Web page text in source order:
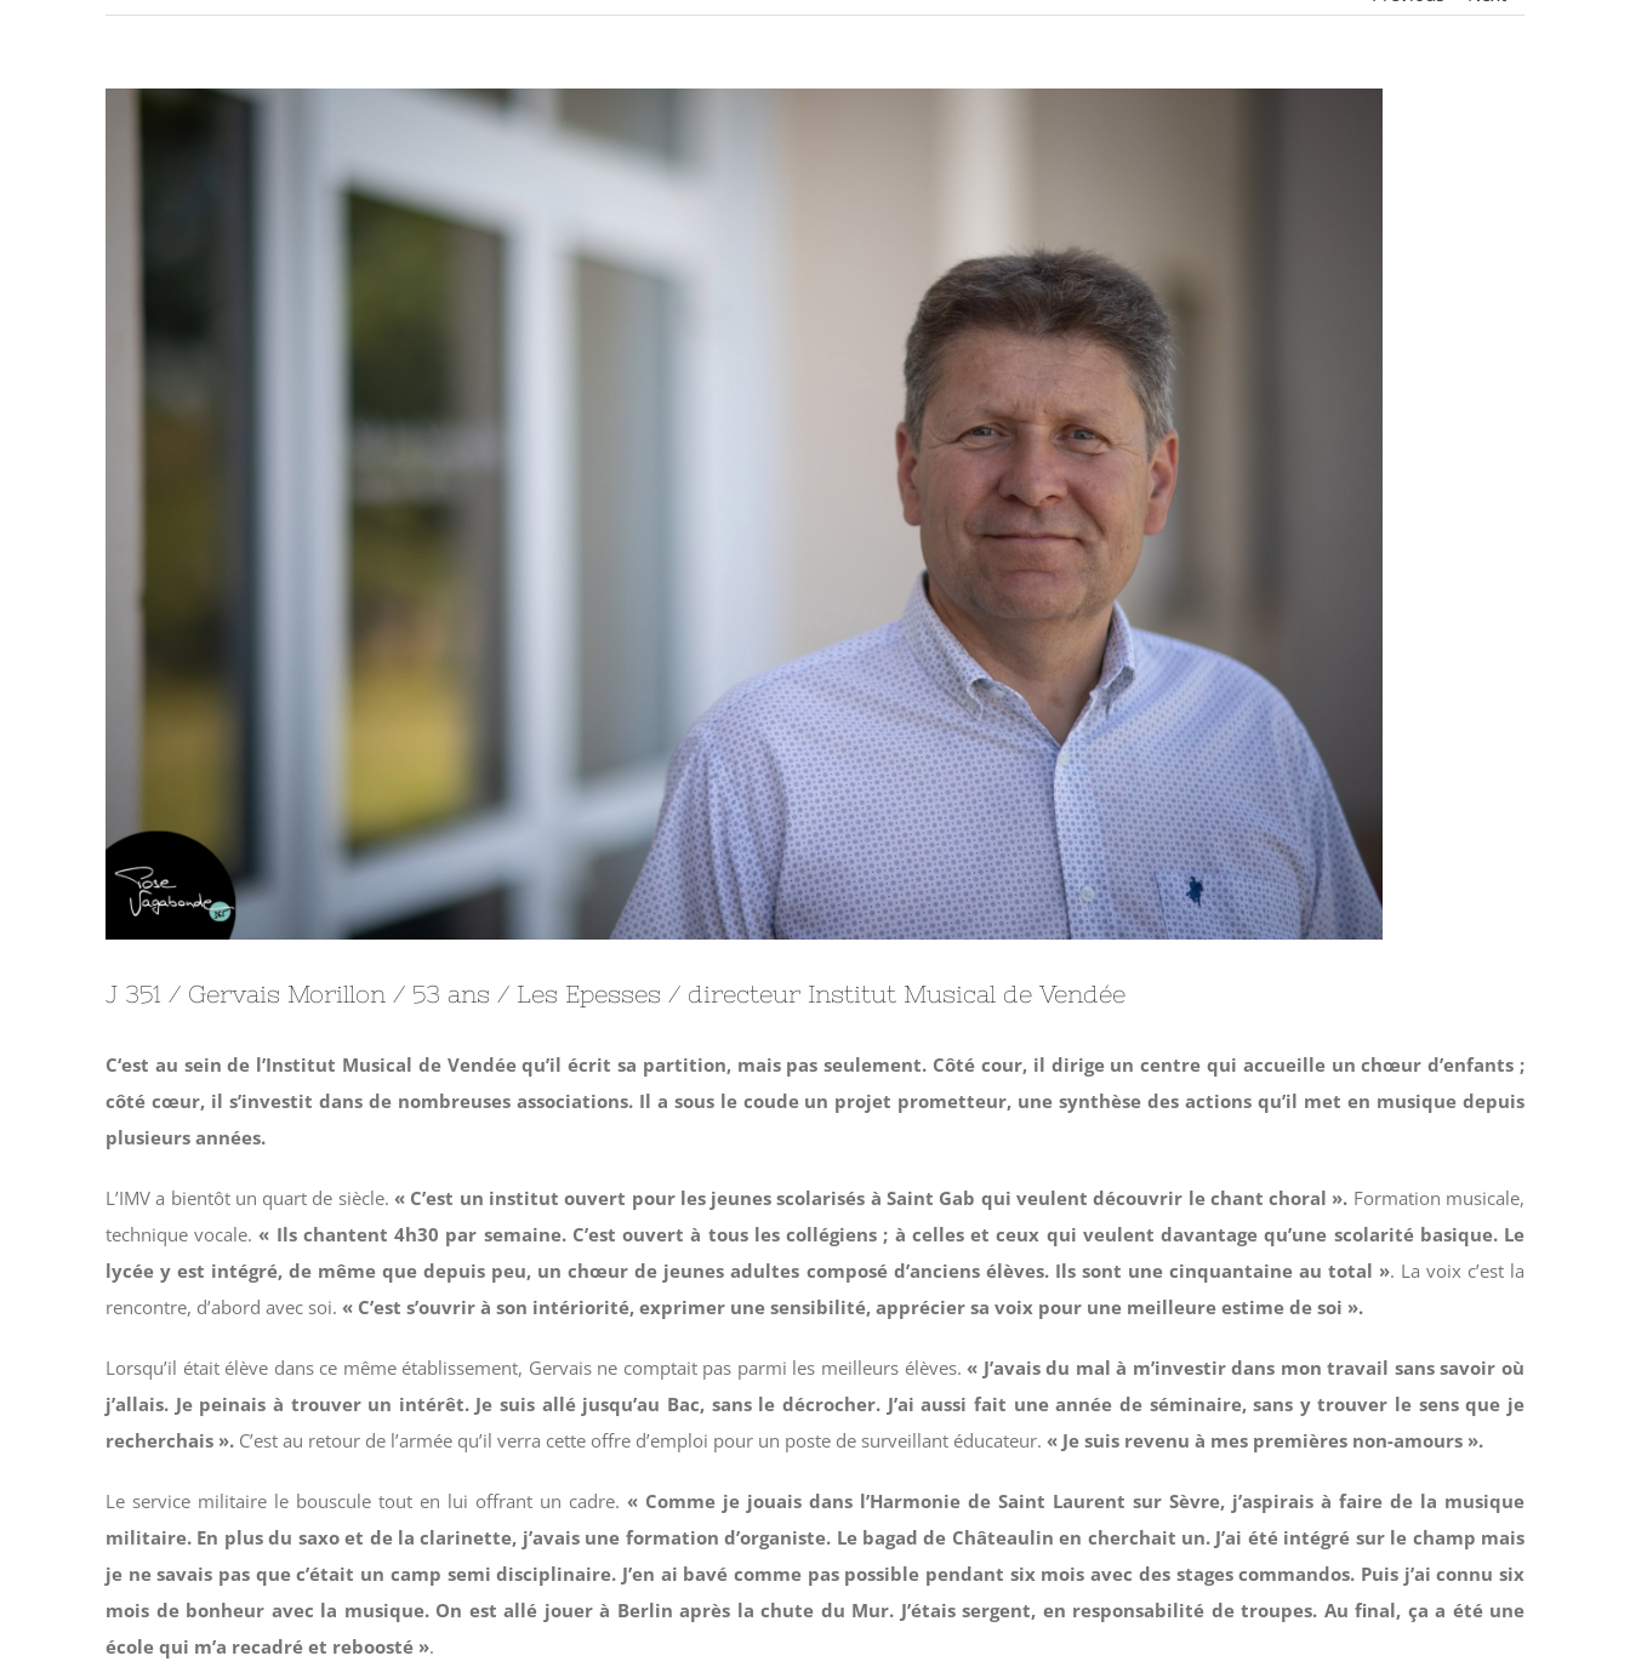
J 351 / Gervais Morillon / 53 ans / Les Epesses / directeur Institut Musical de Vendée
C‘est au sein de l’Institut Musical de Vendée qu’il écrit sa partition, mais pas seulement. Côté cour, il dirige un centre qui accueille un chœur d’enfants ;
côté cœur, il s’investit dans de nombreuses associations. Il a sous le coude un projet prometteur, une synthèse des actions qu’il met en musique depuis
plusieurs années.
L’IMV a bientôt un quart de siècle.« C’est un institut ouvert pour les jeunes scolarisés à Saint Gab qui veulent découvrir le chant choral ». Formation musicale,
technique vocale.« Ils chantent 4h30 par semaine. C’est ouvert à tous les collégiens ; à celles et ceux qui veulent davantage qu’une scolarité basique. Le
lycée y est intégré, de même que depuis peu, un chœur de jeunes adultes composé d’anciens élèves. Ils sont une cinquantaine au total ». La voix c’est la
rencontre, d’abord avec soi. « C’est s’ouvrir à son intériorité, exprimer une sensibilité, apprécier sa voix pour une meilleure estime de soi ».
Lorsqu’il était élève dans ce même établissement, Gervais ne comptait pas parmi les meilleurs élèves.« J’avais du mal à m’investir dans mon travail sans savoir où
j’allais. Je peinais à trouver un intérêt. Je suis allé jusqu’au Bac, sans le décrocher. J’ai aussi fait une année de séminaire, sans y trouver le sens que je
recherchais ». C’est au retour de l’armée qu’il verra cette offre d’emploi pour un poste de surveillant éducateur. « Je suis revenu à mes premières non-amours ».
Le service militaire le bouscule tout en lui offrant un cadre. « Comme je jouais dans l’Harmonie de Saint Laurent sur Sèvre, j’aspirais à faire de la musique
militaire. En plus du saxo et de la clarinette, j’avais une formation d’organiste. Le bagad de Châteaulin en cherchait un. J’ai été intégré sur le champ mais
je ne savais pas que c’était un camp semi disciplinaire. J’en ai bavé comme pas possible pendant six mois avec des stages commandos. Puis j’ai connu six
mois de bonheur avec la musique. On est allé jouer à Berlin après la chute du Mur. J’étais sergent, en responsabilité de troupes. Au final, ça a été une
école qui m’a recadré et reboosté ».